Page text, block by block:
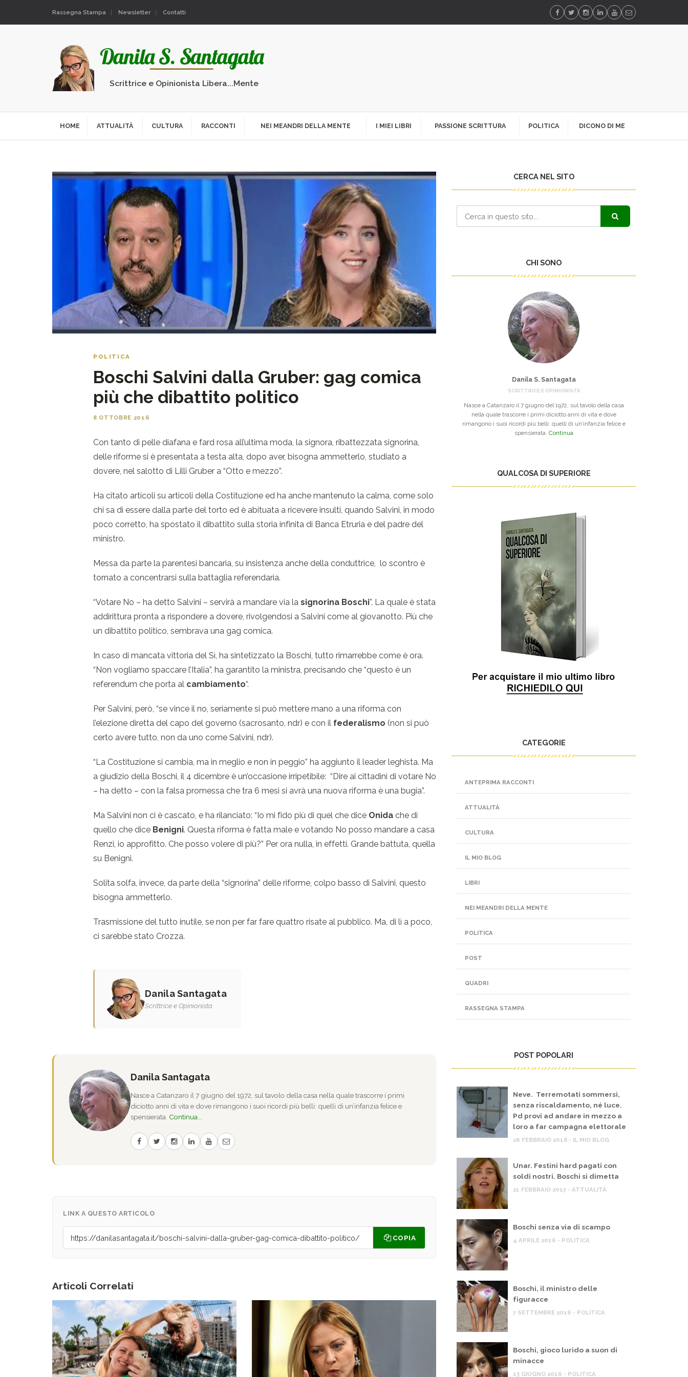
Rassegna Stampa Newsletter Contatti
Scrittrice e Opinionista Libera...Mente
HOME ATTUALITÀ CULTURA RACCONTI NEI MEANDRI DELLA MENTE I MIEI LIBRI PASSIONE SCRITTURA POLITICA DICONO DI ME
POLITICA
Boschi Salvini dalla Gruber: gag comica
più che dibattito politico
8 OTTOBRE 2016
Con tanto di pelle diafana e fard rosa all’ultima moda, la signora, ribattezzata signorina,
delle riforme si è presentata a testa alta, dopo aver, bisogna ammetterlo, studiato a
dovere, nel salotto di Lilli Gruber a “Otto e mezzo”.
Ha citato articoli su articoli della Costituzione ed ha anche mantenuto la calma, come solo
chi sa di essere dalla parte del torto ed è abituata a ricevere insulti, quando Salvini, in modo
poco corretto, ha spostato il dibattito sulla storia infinita di Banca Etruria e del padre del
ministro.
Messa da parte la parentesi bancaria, su insistenza anche della conduttrice, lo scontro è
tornato a concentrarsi sulla battaglia referendaria.
“Votare No – ha detto Salvini – servirà a mandare via la signorina Boschi”. La quale è stata
addirittura pronta a rispondere a dovere, rivolgendosi a Salvini come al giovanotto. Più che
un dibattito politico, sembrava una gag comica.
In caso di mancata vittoria del Sì, ha sintetizzato la Boschi, tutto rimarrebbe come è ora.
“Non vogliamo spaccare l’Italia”, ha garantito la ministra, precisando che “questo è un
referendum che porta al cambiamento“.
Per Salvini, però, “se vince il no, seriamente si può mettere mano a una riforma con
l’elezione diretta del capo del governo (sacrosanto, ndr) e con il federalismo (non si può
certo avere tutto, non da uno come Salvini, ndr).
“La Costituzione si cambia, ma in meglio e non in peggio” ha aggiunto il leader leghista. Ma
a giudizio della Boschi, il 4 dicembre è un’occasione irripetibile: “Dire ai cittadini di votare No
– ha detto – con la falsa promessa che tra 6 mesi si avrà una nuova riforma è una bugia”.
Ma Salvini non ci è cascato, e ha rilanciato: “Io mi fido più di quel che dice Onida che di
quello che dice Benigni. Questa riforma è fatta male e votando No posso mandare a casa
Renzi, io approfitto. Che posso volere di più?” Per ora nulla, in effetti. Grande battuta, quella
su Benigni.
Solita solfa, invece, da parte della “signorina” delle riforme, colpo basso di Salvini, questo
bisogna ammetterlo.
Trasmissione del tutto inutile, se non per far fare quattro risate al pubblico. Ma, di lì a poco,
ci sarebbe stato Crozza.
Danila Santagata
Scrittrice e Opinionista
Danila Santagata
Nasce a Catanzaro il 7 giugno del 1972, sul tavolo della casa nella quale trascorre i primi
diciotto anni di vita e dove rimangono i suoi ricordi più belli: quelli di un’infanzia felice e
spensierata. Continua...
LINK A QUESTO ARTICOLO
COPIA
Articoli Correlati
CERCA NEL SITO
CHI SONO
Danila S. Santagata
SCRITTRICE E OPINIONISTA
Nasce a Catanzaro il 7 giugno del 1972, sul tavolo della casa
nella quale trascorre i primi diciotto anni di vita e dove
rimangono i suoi ricordi più belli: quelli di un’infanzia felice e
spensierata. Continua
QUALCOSA DI SUPERIORE
CATEGORIE
ANTEPRIMA RACCONTI
ATTUALITÀ
CULTURA
IL MIO BLOG
LIBRI
NEI MEANDRI DELLA MENTE
POLITICA
POST
QUADRI
RASSEGNA STAMPA
POST POPOLARI
Neve. Terremotati sommersi,
senza riscaldamento, né luce.
Pd provi ad andare in mezzo a
loro a far campagna elettorale
26 FEBBRAIO 2018 - IL MIO BLOG
Unar. Festini hard pagati con
soldi nostri. Boschi si dimetta
21 FEBBRAIO 2017 - ATTUALITÀ
Boschi senza via di scampo
4 APRILE 2016 - POLITICA
Boschi, il ministro delle
figuracce
7 SETTEMBRE 2016 - POLITICA
Boschi, gioco lurido a suon di
minacce
13 GIUGNO 2016 - POLITICA